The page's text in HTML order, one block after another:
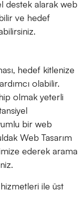
destek alarak web
ve hedef
hedef kitlenize
olabilir.
olmak yeterli
bir web
Web Tasarım
ederek arama
ile üst